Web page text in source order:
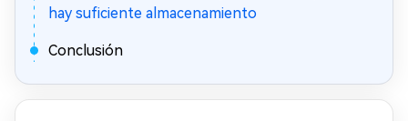
hay suficiente almacenamiento
Conclusión